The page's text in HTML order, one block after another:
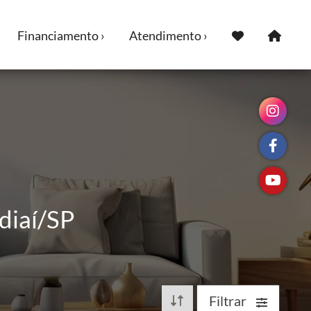
Financiamento › Atendimento ›
SP
Filtrar